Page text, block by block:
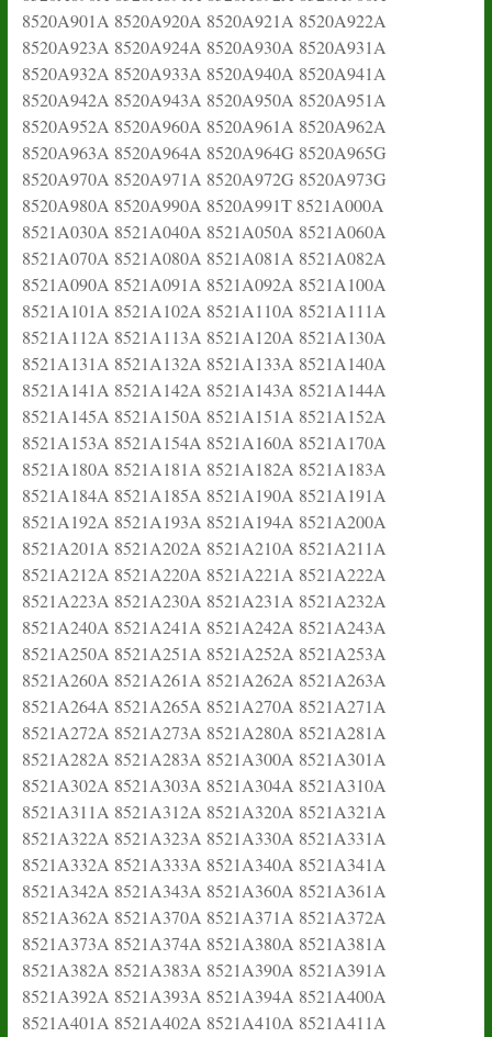
8520A901A 8520A920A 8520A921A 8520A922A
8520A923A 8520A924A 8520A930A 8520A931A
8520A932A 8520A933A 8520A940A 8520A941A
8520A942A 8520A943A 8520A950A 8520A951A
8520A952A 8520A960A 8520A961A 8520A962A
8520A963A 8520A964A 8520A964G 8520A965G
8520A970A 8520A971A 8520A972G 8520A973G
8520A980A 8520A990A 8520A991T 8521A000A
8521A030A 8521A040A 8521A050A 8521A060A
8521A070A 8521A080A 8521A081A 8521A082A
8521A090A 8521A091A 8521A092A 8521A100A
8521A101A 8521A102A 8521A110A 8521A111A
8521A112A 8521A113A 8521A120A 8521A130A
8521A131A 8521A132A 8521A133A 8521A140A
8521A141A 8521A142A 8521A143A 8521A144A
8521A145A 8521A150A 8521A151A 8521A152A
8521A153A 8521A154A 8521A160A 8521A170A
8521A180A 8521A181A 8521A182A 8521A183A
8521A184A 8521A185A 8521A190A 8521A191A
8521A192A 8521A193A 8521A194A 8521A200A
8521A201A 8521A202A 8521A210A 8521A211A
8521A212A 8521A220A 8521A221A 8521A222A
8521A223A 8521A230A 8521A231A 8521A232A
8521A240A 8521A241A 8521A242A 8521A243A
8521A250A 8521A251A 8521A252A 8521A253A
8521A260A 8521A261A 8521A262A 8521A263A
8521A264A 8521A265A 8521A270A 8521A271A
8521A272A 8521A273A 8521A280A 8521A281A
8521A282A 8521A283A 8521A300A 8521A301A
8521A302A 8521A303A 8521A304A 8521A310A
8521A311A 8521A312A 8521A320A 8521A321A
8521A322A 8521A323A 8521A330A 8521A331A
8521A332A 8521A333A 8521A340A 8521A341A
8521A342A 8521A343A 8521A360A 8521A361A
8521A362A 8521A370A 8521A371A 8521A372A
8521A373A 8521A374A 8521A380A 8521A381A
8521A382A 8521A383A 8521A390A 8521A391A
8521A392A 8521A393A 8521A394A 8521A400A
8521A401A 8521A402A 8521A410A 8521A411A